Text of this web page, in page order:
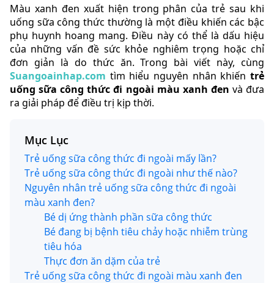
Màu xanh đen xuất hiện trong phân của trẻ sau khi
uống sữa công thức thường là một điều khiến các bậc
phụ huynh hoang mang. Điều này có thể là dấu hiệu
của những vấn đề sức khỏe nghiêm trọng hoặc chỉ
đơn giản là do thức ăn. Trong bài viết này, cùng
Suangoainhap.com tìm hiểu nguyên nhân khiến trẻ
uống sữa công thức đi ngoài màu xanh đen và đưa
ra giải pháp để điều trị kịp thời.
Mục Lục
Trẻ uống sữa công thức đi ngoài mấy lần?
Trẻ uống sữa công thức đi ngoài như thế nào?
Nguyên nhân trẻ uống sữa công thức đi ngoài
màu xanh đen?
Bé dị ứng thành phần sữa công thức
Bé đang bị bệnh tiêu chảy hoặc nhiễm trùng
tiêu hóa
Thực đơn ăn dặm của trẻ
Trẻ uống sữa công thức đi ngoài màu xanh đen